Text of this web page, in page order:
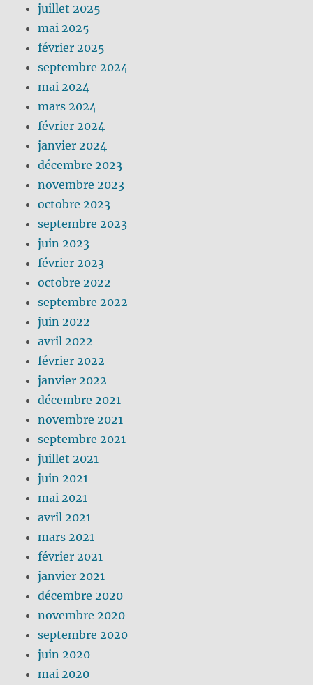
juillet 2025
mai 2025
février 2025
septembre 2024
mai 2024
mars 2024
février 2024
janvier 2024
décembre 2023
novembre 2023
octobre 2023
septembre 2023
juin 2023
février 2023
octobre 2022
septembre 2022
juin 2022
avril 2022
février 2022
janvier 2022
décembre 2021
novembre 2021
septembre 2021
juillet 2021
juin 2021
mai 2021
avril 2021
mars 2021
février 2021
janvier 2021
décembre 2020
novembre 2020
septembre 2020
juin 2020
mai 2020